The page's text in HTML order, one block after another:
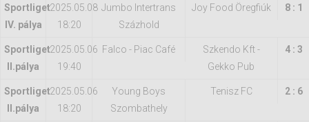
Sportliget
IV. pálya
2025.05.08
18:20
Jumbo Intertrans
Százhold
Joy Food Öregfiúk 8 : 1
Sportliget
II.pálya
2025.05.06
19:40
Falco - Piac Café
Szkendo Kft -
Gekko Pub
4 : 3
Sportliget
II.pálya
2025.05.06
18:20
Young Boys
Szombathely
Tenisz FC 2 : 6